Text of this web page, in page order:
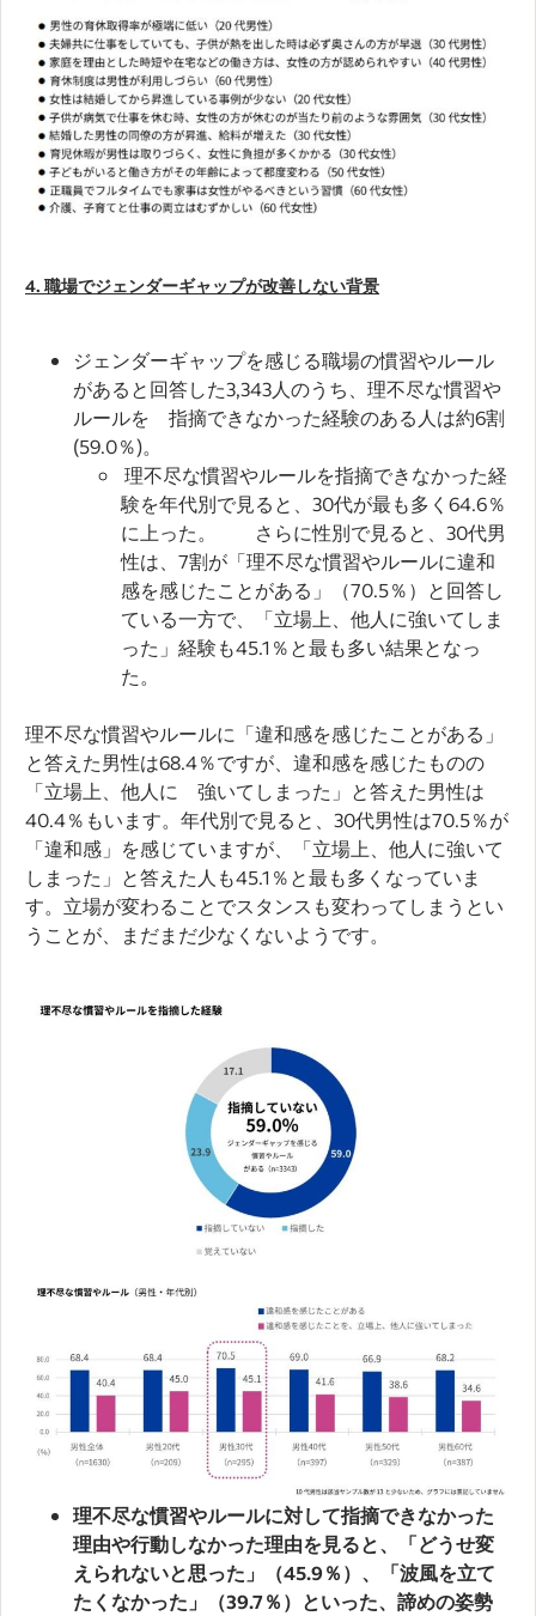
4. 職場でジェンダーギャップが改善しない背景
ジェンダーギャップを感じる職場の慣習やルール
があると回答した3,343人のうち、理不尽な慣習や
ルールを 指摘できなかった経験のある人は約6割
(59.0％)。
理不尽な慣習やルールを指摘できなかった経
験を年代別で見ると、30代が最も多く64.6％
に上った。 さらに性別で見ると、30代男
性は、7割が「理不尽な慣習やルールに違和
感を感じたことがある」（70.5％）と回答し
ている一方で、「立場上、他人に強いてしま
った」経験も45.1％と最も多い結果となっ
た。
理不尽な慣習やルールに「違和感を感じたことがある」
と答えた男性は68.4％ですが、違和感を感じたものの
「立場上、他人に 強いてしまった」と答えた男性は
40.4％もいます。年代別で見ると、30代男性は70.5％が
「違和感」を感じていますが、「立場上、他人に強いて
しまった」と答えた人も45.1％と最も多くなっていま
す。立場が変わることでスタンスも変わってしまうとい
うことが、まだまだ少なくないようです。
理不尽な慣習やルールに対して指摘できなかった
理由や行動しなかった理由を見ると、「どうせ変
えられないと思った」（45.9％）、「波風を立て
たくなかった」（39.7％）といった、諦めの姿勢